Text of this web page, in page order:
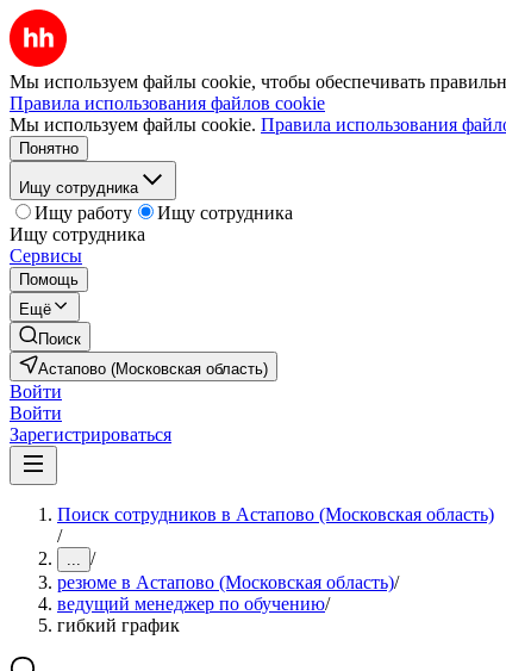
Мы используем файлы cookie, чтобы обеспечивать
Правила использования файлов cookie
Мы используем файлы cookie. Правила использования
Понятно
Ищу сотрудника
Ищу работу
Ищу сотрудника
Ищу сотрудника
Сервисы
Помощь
Ещё
Поиск
Астапово (Московская область)
Войти
Войти
Зарегистрироваться
Поиск сотрудников в Астапово (Московская область)
/
... /
резюме в Астапово (Московская область)/
ведущий менеджер по обучению/
гибкий график